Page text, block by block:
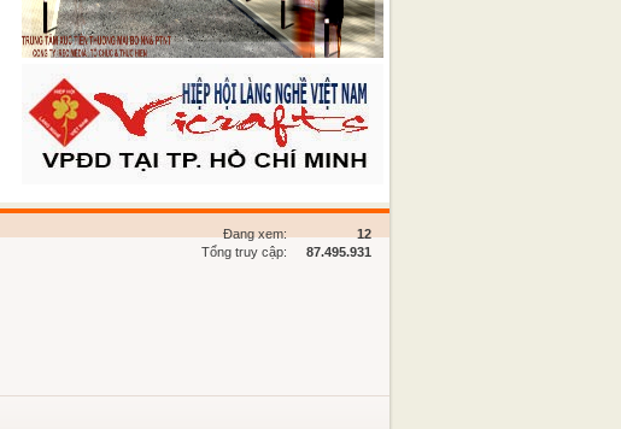
12
Đang xem:
87.495.931
Tổng truy cập: